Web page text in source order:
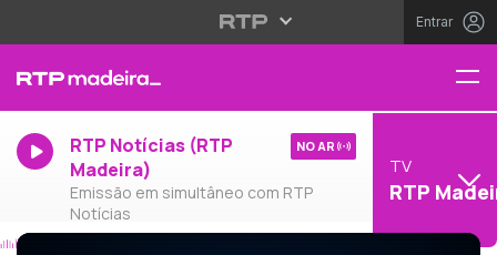
Entrar
RTP Notícias (RTP
Madeira)
Emissão em simultâneo com RTP
Notícias
NO AR
TV
RTP